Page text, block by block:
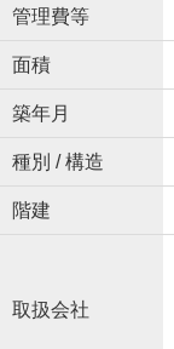
管理費等
面積
築年月
種別 / 構造
階建
取扱会社